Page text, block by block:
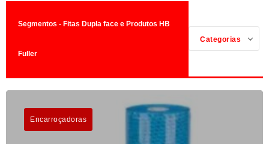
Segmentos - Fitas Dupla face e Produtos HB
Fuller
Categorias
Encarroçadoras